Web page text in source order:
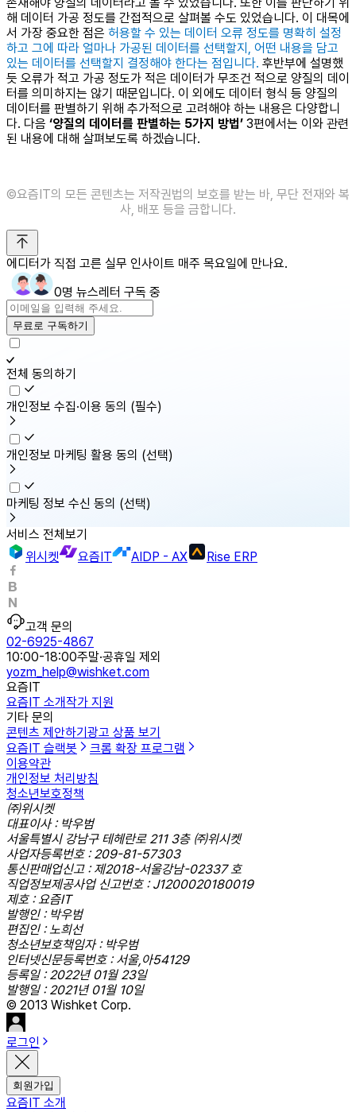
해 데이터 가공 정도를 간접적으로 살펴볼 수도 있었습니다. 이 대목에
서 가장 중요한 점은 허용할 수 있는 데이터 오류 정도를 명확히 설정
하고 그에 따라 얼마나 가공된 데이터를 선택할지, 어떤 내용을 담고
있는 데이터를 선택할지 결정해야 한다는 점입니다. 후반부에 설명했
듯 오류가 적고 가공 정도가 적은 데이터가 무조건 적으로 양질의 데이
터를 의미하지는 않기 때문입니다. 이 외에도 데이터 형식 등 양질의
데이터를 판별하기 위해 추가적으로 고려해야 하는 내용은 다양합니
다. 다음 ‘양질의 데이터를 판별하는 5가지 방법’ 3편에서는 이와 관련
된 내용에 대해 살펴보도록 하겠습니다.
©️요즘IT의 모든 콘텐츠는 저작권법의 보호를 받는 바, 무단 전재와 복
사, 배포 등을 금합니다.
에디터가 직접 고른 실무 인사이트 매주 목요일에 만나요.
0명 뉴스레터 구독 중
무료로 구독하기
전체 동의하기
개인정보 수집·이용 동의 (필수)
개인정보 마케팅 활용 동의 (선택)
마케팅 정보 수신 동의 (선택)
서비스 전체보기
위시켓
요즘IT AIDP - AX Rise ERP
고객 문의
02-6925-4867
10:00-18:00주말·공휴일 제외
yozm_help@wishket.com
요즘IT
요즘IT 소개작가 지원
기타 문의
콘텐츠 제안하기광고 상품 보기
요즘IT 슬랙봇
크롬 확장 프로그램
이용약관
개인정보 처리방침
청소년보호정책
㈜위시켓
대표이사 : 박우범
서울특별시 강남구 테헤란로 211 3층 ㈜위시켓
사업자등록번호 : 209-81-57303
통신판매업신고 : 제2018-서울강남-02337 호
직업정보제공사업 신고번호 : J1200020180019
제호 : 요즘IT
발행인 : 박우범
편집인 : 노희선
청소년보호책임자 : 박우범
인터넷신문등록번호 : 서울,아54129
등록일 : 2022년 01월 23일
발행일 : 2021년 01월 10일
© 2013 Wishket Corp.
로그인
회원가입
요즘IT 소개